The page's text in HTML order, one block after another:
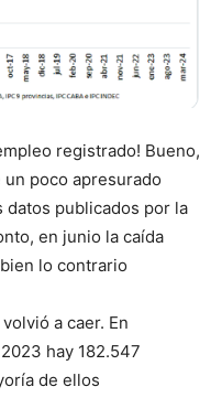
registrado! Bueno,
un poco apresurado
datos publicados por la
en junio la caída
lo contrario
a caer. En
hay 182.547
de ellos